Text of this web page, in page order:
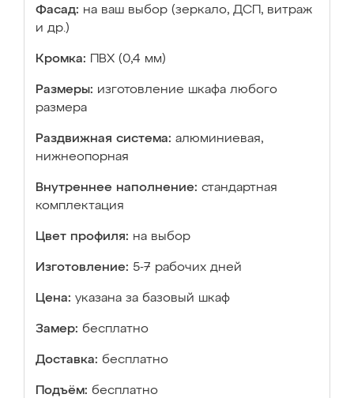
Фасад: на ваш выбор (зеркало, ДСП, витраж
и др.)
Кромка: ПВХ (0,4 мм)
Размеры: изготовление шкафа любого
размера
Раздвижная система: алюминиевая,
нижнеопорная
Внутреннее наполнение: стандартная
комплектация
Цвет профиля: на выбор
Изготовление: 5-7 рабочих дней
Цена: указана за базовый шкаф
Замер: бесплатно
Доставка: бесплатно
Подъём: бесплатно